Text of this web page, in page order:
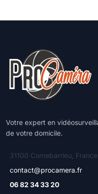
Votre expert en
de votre domicile.
31100 Cornebarrieu, France
contact@procamera.fr
06 82 34 33 20